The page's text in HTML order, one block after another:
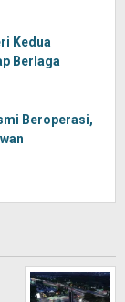
Kedua
Berlaga
Beroperasi,